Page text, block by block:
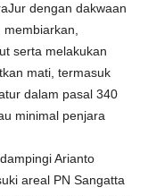
dengan dakwaan
serta melakukan
mati, termasuk
dalam pasal 340
minimal penjara
Arianto
areal PN Sangatta